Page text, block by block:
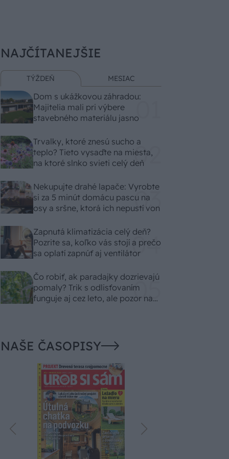
NAJČÍTANEJŠIE
TÝŽDEŇ MESIAC
Dom s ukážkovou záhradou:
Majitelia mali pri výbere
stavebného materiálu jasno
Trvalky, ktoré znesú sucho a
teplo? Tieto vysaďte na miesta,
na ktoré slnko svieti celý deň
Nekupujte drahé lapače: Vyrobte
si za 5 minút domácu pascu na
osy a sršne, ktorá ich nepustí von
Zapnutá klimatizácia celý deň?
Pozrite sa, koľko vás stojí a prečo
sa oplatí zapnúť aj ventilátor
Čo robiť, ak paradajky dozrievajú
pomaly? Trik s odlisťovaním
funguje aj cez leto, ale pozor na
NAŠE ČASOPISY